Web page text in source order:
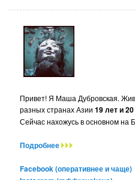
Привет! Я Маша Дубровская.
разных странах Азии19 лет и
Сейчас нахожусь в основном на
Подробнее
Facebook (оперативнее и чаще)